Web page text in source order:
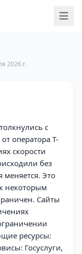
2026 г.
с
оператора Т-
скорости
без
меняется. Это
некоторым
Сайты
ресурсы:
Госуслуги,